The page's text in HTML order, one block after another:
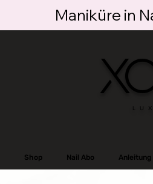
Maniküre in
Shop Nail Abo Anleitung